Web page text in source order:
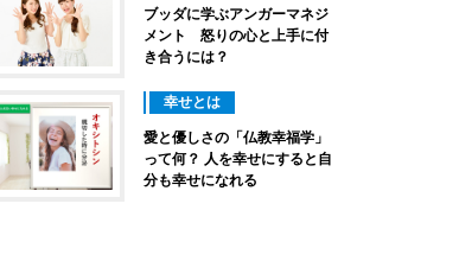
ブッダに学ぶアンガーマネジ
メント 怒りの心と上手に付
き合うには？
幸せとは
愛と優しさの「仏教幸福学」
って何？ 人を幸せにすると自
分も幸せになれる